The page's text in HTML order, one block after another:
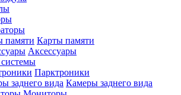
Карты памяти
Аксессуары
Парктроники
Камеры заднего вида